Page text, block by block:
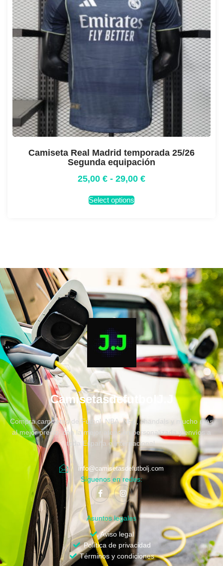
Camiseta Real Madrid temporada 25/26
Segunda equipación
25,00 € - 29,00 €
Select options
CamisetasdefutbolJ.J
Compra camisetas de Fútbol, NBA, NFL, chandals y mucho más
al mejor precio, con la mejor atención personalizada y envíos a
toda España e internacional.
info@camisetasdefutbolj.com
Síguenos en redes:
Asuntos legales
Aviso legal
Política de privacidad
Términos y condiciones